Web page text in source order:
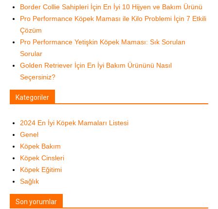
Border Collie Sahipleri İçin En İyi 10 Hijyen ve Bakım Ürünü
Pro Performance Köpek Maması ile Kilo Problemi İçin 7 Etkili
Çözüm
Pro Performance Yetişkin Köpek Maması: Sık Sorulan
Sorular
Golden Retriever İçin En İyi Bakım Ürününü Nasıl
Seçersiniz?
Kategoriler
2024 En İyi Köpek Mamaları Listesi
Genel
Köpek Bakım
Köpek Cinsleri
Köpek Eğitimi
Sağlık
Son yorumlar